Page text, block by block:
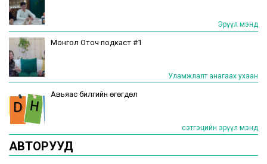
Эрүүл мэнд
Монгол Оточ подкаст #1
Уламжлалт анагаах ухаан
Авьяас билгийн өгөгдөл
сэтгэцийн эрүүл мэнд
АВТОРУУД